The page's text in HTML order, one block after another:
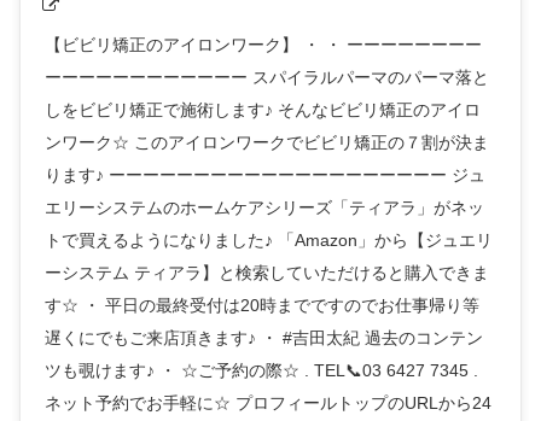
【ビビリ矯正のアイロンワーク】 ・ ・ ーーーーーーーー
ーーーーーーーーーーーー スパイラルパーマのパーマ落と
しをビビリ矯正で施術します♪ そんなビビリ矯正のアイロ
ンワーク☆ このアイロンワークでビビリ矯正の７割が決ま
ります♪ ーーーーーーーーーーーーーーーーーーーー ジュ
エリーシステムのホームケアシリーズ「ティアラ」がネッ
トで買えるようになりました♪ 「Amazon」から【ジュエリ
ーシステム ティアラ】と検索していただけると購入できま
す☆ ・ 平日の最終受付は20時までですのでお仕事帰り等
遅くにでもご来店頂きます♪ ・ #吉田太紀 過去のコンテン
ツも覗けます♪ ・ ☆ご予約の際☆ . TEL📞03 6427 7345 .
ネット予約でお手軽に☆ プロフィールトップのURLから24